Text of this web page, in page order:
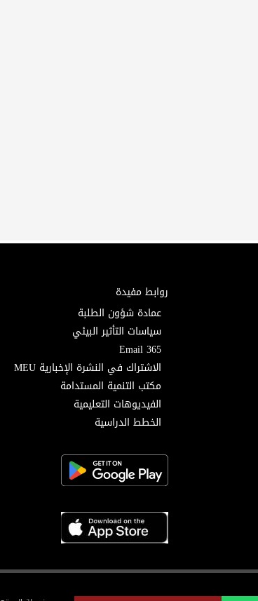
روابط مفيدة
عمادة شؤون الطلبة
سياسات التأثير البيئي
Email 365
الاشتراك في النشرة الإخبارية MEU
مكتب التنمية المستدامة
الفيديوهات التعليمية
الخطط الدراسية